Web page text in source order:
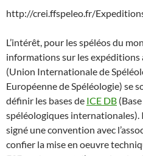
http://crei.ffspeleo.fr/
L’intérêt, pour les spéléos du
informations sur les expéditions
(Union Internationale de
Européenne de Spéléologie) se
définir les bases de ICE DB
spéléologiques internationales).
signé une convention avec
confier la mise en oeuvre